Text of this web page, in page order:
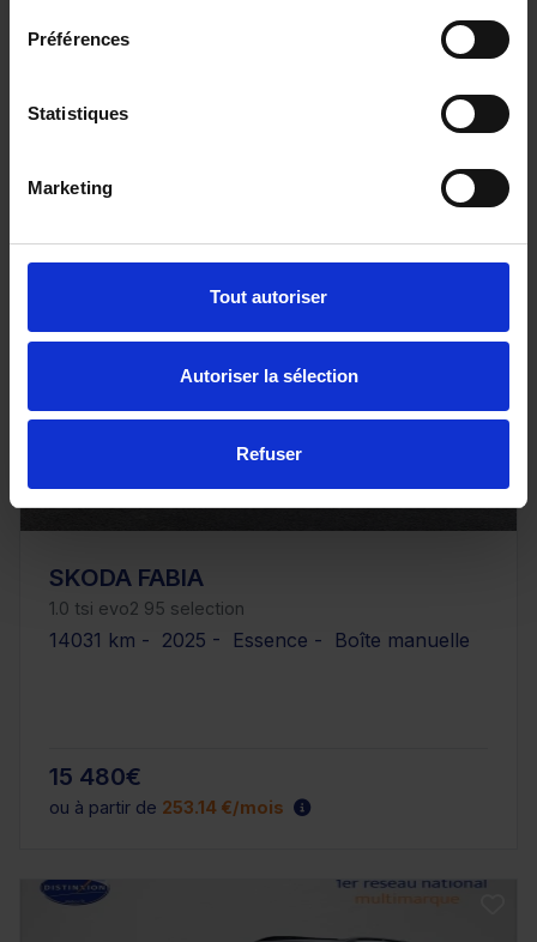
Préférences
Statistiques
Marketing
Tout autoriser
Autoriser la sélection
Refuser
14856 km - 2025 - Essence - Boîte manuelle
15 480€
SKODA FABIA
1.0 tsi evo2 95 selection
14031 km - 2025 - Essence - Boîte manuelle
15 480€
ou à partir de 253.14 €/mois